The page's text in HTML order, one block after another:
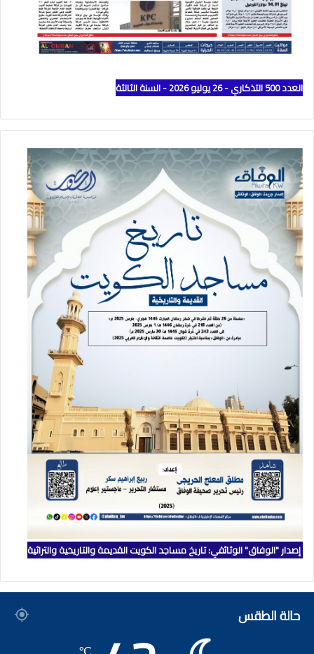
العدد 500 التذكاري - 26 يوليو 2026 - السنة الثالثة
إصدار "الوفاق" الوثائقي: تاريخ مساجد الكويت القديمة والتاريخية والتراثية
حالة الطقس